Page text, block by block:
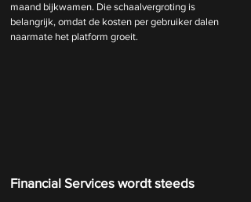
maand bijkwamen. Die schaalvergroting is
belangrijk, omdat de kosten per gebruiker dalen
naarmate het platform groeit.
Financial Services wordt steeds